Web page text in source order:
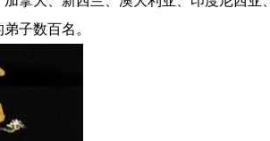
子数百名。